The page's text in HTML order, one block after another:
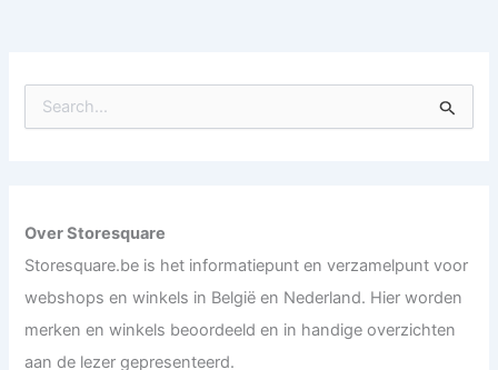
f
r
:
Over Storesquare
Storesquare.be is het informatiepunt en verzamelpunt voor
webshops en winkels in België en Nederland. Hier worden
merken en winkels beoordeeld en in handige overzichten
aan de lezer gepresenteerd.